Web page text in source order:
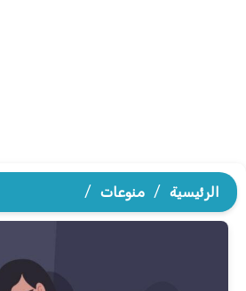
الرئيسية / منوعات /